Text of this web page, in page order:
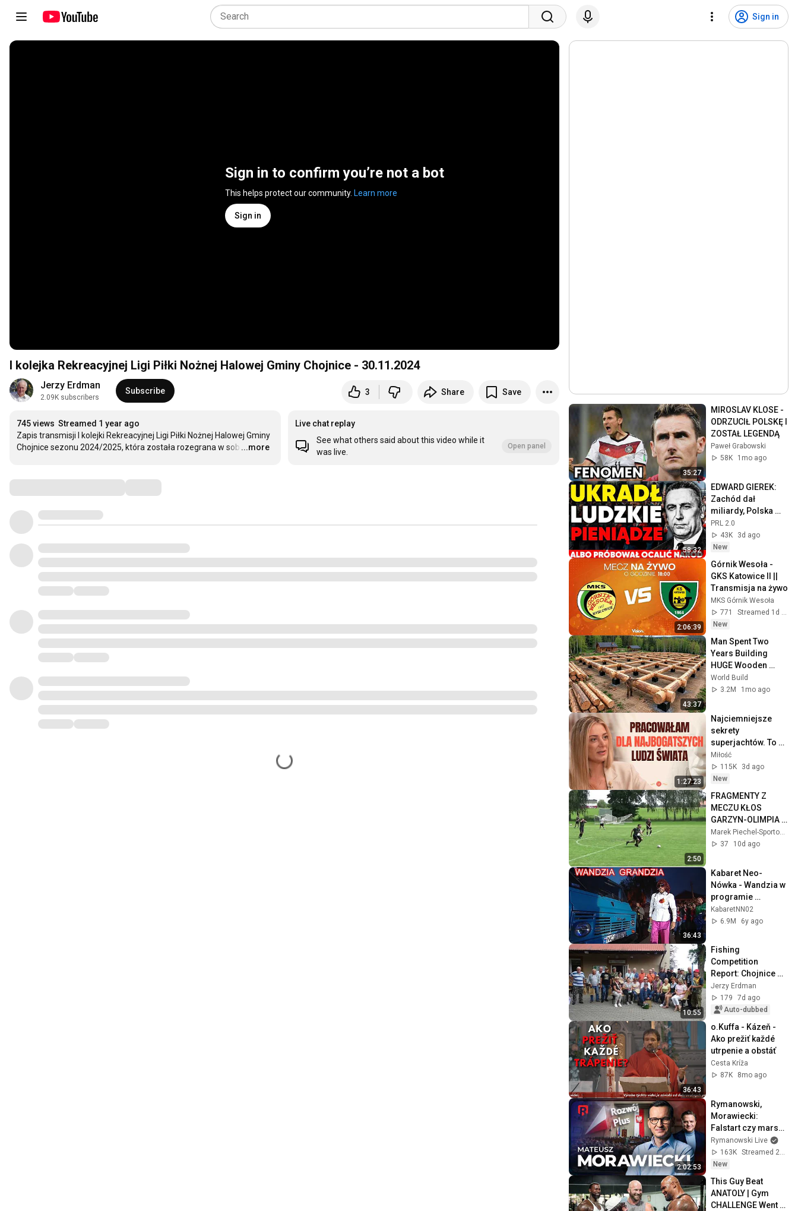
Sign in
Sign in to confirm you’re not a bot
This helps protect our community. Learn more
Sign in
I kolejka Rekreacyjnej Ligi Piłki Nożnej Halowej Gminy Chojnice - 30.11.2024
Jerzy Erdman
2.09K subscribers
Subscribe 3 Share Save
745 views Streamed 1 year ago
Zapis transmisji I kolejki Rekreacyjnej Ligi Piłki Nożnej Halowej Gminy
Chojnice sezonu 2024/2025, która została rozegrana w sob …
...more
Live chat replay
See what others said about this video while it
was live.
Open panel
35:27
MIROSLAV KLOSE -
ODRZUCIŁ POLSKĘ I
ZOSTAŁ LEGENDĄ
Paweł Grabowski
58K
1mo ago
58:32
EDWARD GIEREK:
Zachód dał
miliardy, Polska
dostała rachunek.
Kto naprawdę
przejadł dekadę
PRL 2.0
43K
3d ago
New
2:06:39
Górnik Wesoła -
GKS Katowice II ||
Transmisja na żywo
MKS Górnik Wesoła
771
Streamed 1d ago
New
43:37
Man Spent Two
Years Building
HUGE Wooden
House for his
Family | Start to
World Build
3.2M
1mo ago
1:27:23
Najciemniejsze
sekrety
superjachtów. To
dzieje się na
"wodach niczyich" |
MIŁOŚĆ #30
Miłość
115K
3d ago
New
2:50
FRAGMENTY Z
MECZU KŁOS
GARZYN-OLIMPIA
STARY LUBOSZ
(26.07.2026 )
37
10d ago
36:43
Kabaret Neo-
Nówka - Wandzia w
programie
interaktywnym
KabaretNN02
6.9M
6y ago
10:55
Fishing
Competition
Report: Chojnice
Municipality Senior
Council Cup in
Angowice -
07/29/2026
Jerzy Erdman
179
7d ago
Auto-dubbed
36:43
o.Kuffa - Kázeň -
Ako prežiť každé
utrpenie a obstáť
Cesta Kríža
87K
8mo ago
2:02:53
Rymanowski,
Morawiecki:
Falstart czy marsz
po władzę?
Rymanowski Live
163K
Streamed 2d ago
New
This Guy Beat
ANATOLY | Gym
CHALLENGE Went